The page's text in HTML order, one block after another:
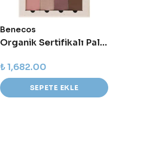
Benecos
Organik Sertifikalı Palet Beauty ID - Marrakesch
₺ 1,682.00
SEPETE EKLE